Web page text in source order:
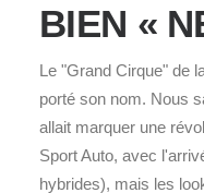
BIEN «
Le "Grand Cirque" de
porté son nom. Nous
allait marquer une
Sport Auto, avec
hybrides), mais les